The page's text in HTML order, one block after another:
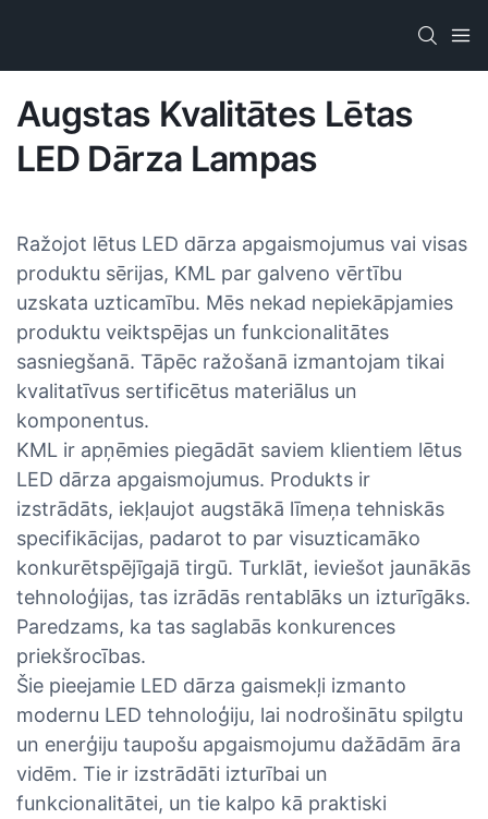
Augstas Kvalitātes Lētas
LED Dārza Lampas
Ražojot lētus LED dārza apgaismojumus vai visas
produktu sērijas, KML par galveno vērtību
uzskata uzticamību. Mēs nekad nepiekāpjamies
produktu veiktspējas un funkcionalitātes
sasniegšanā. Tāpēc ražošanā izmantojam tikai
kvalitatīvus sertificētus materiālus un
komponentus.
KML ir apņēmies piegādāt saviem klientiem lētus
LED dārza apgaismojumus. Produkts ir
izstrādāts, iekļaujot augstākā līmeņa tehniskās
specifikācijas, padarot to par visuzticamāko
konkurētspējīgajā tirgū. Turklāt, ieviešot jaunākās
tehnoloģijas, tas izrādās rentablāks un izturīgāks.
Paredzams, ka tas saglabās konkurences
priekšrocības.
Šie pieejamie LED dārza gaismekļi izmanto
modernu LED tehnoloģiju, lai nodrošinātu spilgtu
un enerģiju taupošu apgaismojumu dažādām āra
vidēm. Tie ir izstrādāti izturībai un
funkcionalitātei, un tie kalpo kā praktiski